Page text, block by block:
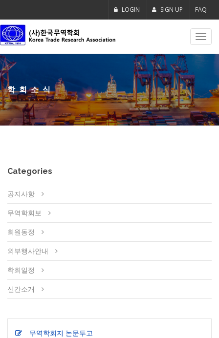
LOGIN SIGN UP FAQ
학회소식
Categories
공지사항
무역학회보
회원동정
외부행사안내
학회일정
신간소개
무역학회지 논문투고